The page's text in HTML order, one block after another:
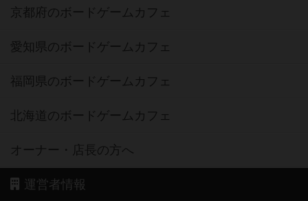
京都府のボードゲームカフェ
愛知県のボードゲームカフェ
福岡県のボードゲームカフェ
北海道のボードゲームカフェ
オーナー・店長の方へ
運営者情報